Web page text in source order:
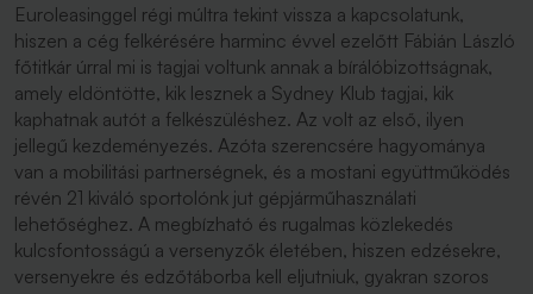
Euroleasinggel régi múltra tekint vissza a kapcsolatunk,
hiszen a cég felkérésére harminc évvel ezelőtt Fábián László
főtitkár úrral mi is tagjai voltunk annak a bírálóbizottságnak,
amely eldöntötte, kik lesznek a Sydney Klub tagjai, kik
kaphatnak autót a felkészüléshez. Az volt az első, ilyen
jellegű kezdeményezés. Azóta szerencsére hagyománya
van a mobilitási partnerségnek, és a mostani együttműködés
révén 21 kiváló sportolónk jut gépjárműhasználati
lehetőséghez. A megbízható és rugalmas közlekedés
kulcsfontosságú a versenyzők életében, hiszen edzésekre,
versenyekre és edzőtáborba kell eljutniuk, gyakran szoros